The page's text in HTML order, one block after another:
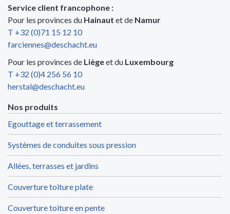
Service client francophone :
Pour les provinces du Hainaut et de Namur
T +32 (0)71 15 12 10
farciennes@deschacht.eu
Pour les provinces de Liègeet du Luxembourg
T +32 (0)4 256 56 10
herstal@deschacht.eu
Nos produits
Egouttage et terrassement
Systèmes de conduites sous pression
Allées, terrasses et jardins
Couverture toiture plate
Couverture toiture en pente